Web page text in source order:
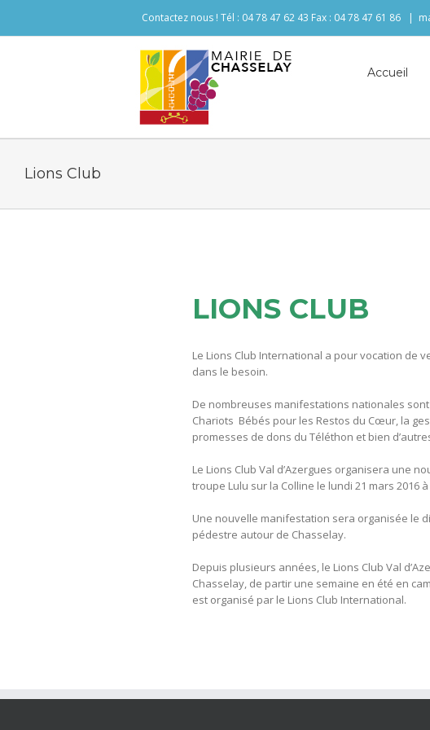
Contactez nous ! Tél : 04 78 47 62 43 Fax : 04 78 47 61 86 |
Accueil
Lions Club
LIONS CLUB
Le Lions Club International a pour vocation de
dans le besoin.
De nombreuses manifestations nationales
Chariots Bébés pour les Restos du Cœur, la
promesses de dons du Téléthon et bien
Le Lions Club Val d’Azergues organisera une
troupe Lulu sur la Colline le lundi 21 mars 2016
Une nouvelle manifestation sera organisée le
pédestre autour de Chasselay.
Depuis plusieurs années, le Lions Club Val
Chasselay, de partir une semaine en été en
est organisé par le Lions Club International.